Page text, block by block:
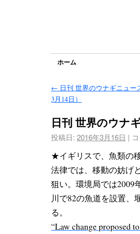
ホーム
← 日刊 世界のウナギニュー
3月14日）
日刊 世界のウナ
投稿日: 2016年3月16日 |
★イギリスで、魚類の
法律では、移動の妨げ
狙い。環境局では2009
川で82の魚道を設置、
る。
“Law change proposed